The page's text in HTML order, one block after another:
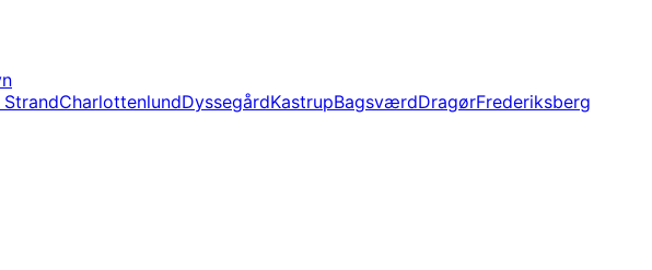
CharlottenlundDyssegårdKastrupBagsværdDragørFrederiksberg